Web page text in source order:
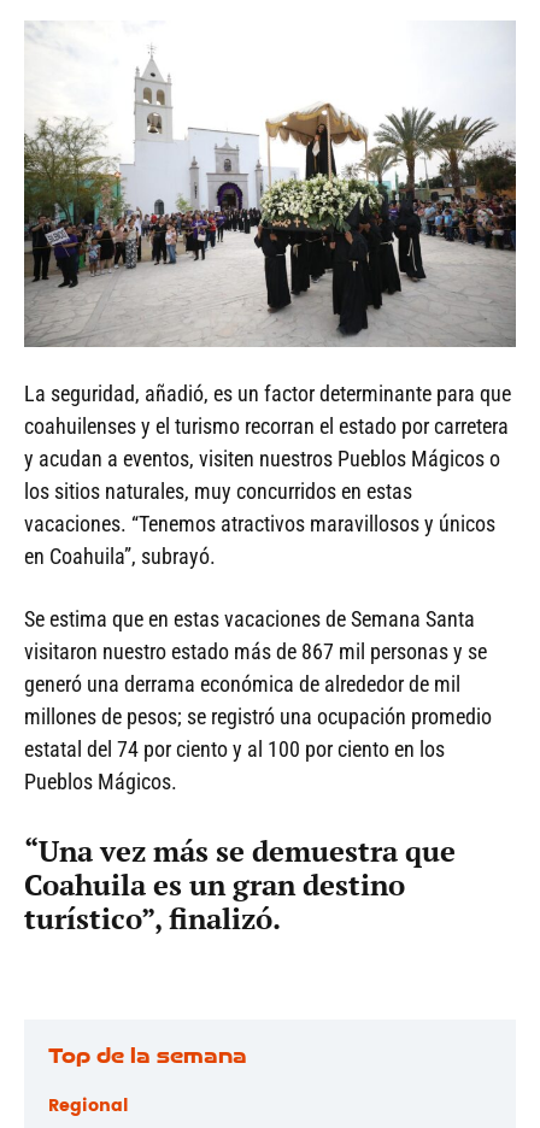
La seguridad, añadió, es un factor determinante para que
coahuilenses y el turismo recorran el estado por carretera
y acudan a eventos, visiten nuestros Pueblos Mágicos o
los sitios naturales, muy concurridos en estas
vacaciones. “Tenemos atractivos maravillosos y únicos
en Coahuila”, subrayó.
Se estima que en estas vacaciones de Semana Santa
visitaron nuestro estado más de 867 mil personas y se
generó una derrama económica de alrededor de mil
millones de pesos; se registró una ocupación promedio
estatal del 74 por ciento y al 100 por ciento en los
Pueblos Mágicos.
“Una vez más se demuestra que
Coahuila es un gran destino
turístico”, finalizó.
Top de la semana
Regional